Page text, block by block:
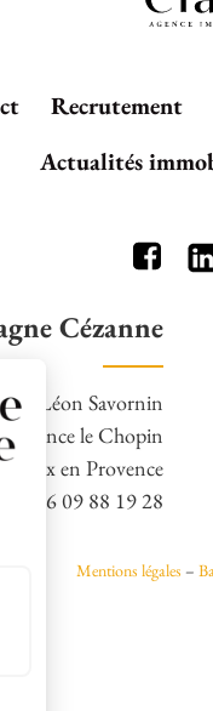
Recrutement
Actualités
Cézanne
Léon Savornin
le Chopin
Aix en Provence
– 06 09 88 19 28
Mentions légales –